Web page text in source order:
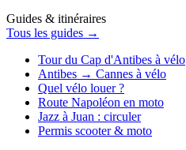
Guides & itinéraires
Tous les guides →
Tour du Cap d'Antibes à vélo
Antibes → Cannes à vélo
Quel vélo louer ?
Route Napoléon en moto
Jazz à Juan : circuler
Permis scooter & moto